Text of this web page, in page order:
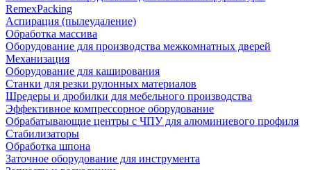
RemexPacking
Аспирация (пылеудаление)
Обработка массива
Оборудование для производства межкомнатных дверей
Механизация
Оборудование для каширования
Станки для резки рулонных материалов
Шредеры и дробилки для мебельного производства
Эффективное компрессорное оборудование
Обрабатывающие центры с ЧПУ для алюминиевого профиля
Стабилизаторы
Обработка шпона
Заточное оборудование для инструмента